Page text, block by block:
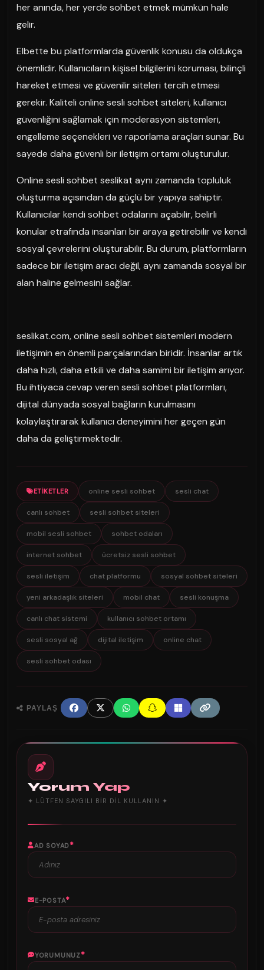
her anında, her yerde sohbet etmek mümkün hale
gelir.
Elbette bu platformlarda güvenlik konusu da oldukça
önemlidir. Kullanıcıların kişisel bilgilerini koruması, bilinçli
hareket etmesi ve güvenilir siteleri tercih etmesi
gerekir. Kaliteli online sesli sohbet siteleri, kullanıcı
güvenliğini sağlamak için moderasyon sistemleri,
engelleme seçenekleri ve raporlama araçları sunar. Bu
sayede daha güvenli bir iletişim ortamı oluşturulur.
Online sesli sohbet seslikat aynı zamanda topluluk
oluşturma açısından da güçlü bir yapıya sahiptir.
Kullanıcılar kendi sohbet odalarını açabilir, belirli
konular etrafında insanları bir araya getirebilir ve kendi
sosyal çevrelerini oluşturabilir. Bu durum, platformların
sadece bir iletişim aracı değil, aynı zamanda sosyal bir
alan haline gelmesini sağlar.
seslikat.com, online sesli sohbet sistemleri modern
iletişimin en önemli parçalarından biridir. İnsanlar artık
daha hızlı, daha etkili ve daha samimi bir iletişim arıyor.
Bu ihtiyaca cevap veren sesli sohbet platformları,
dijital dünyada sosyal bağların kurulmasını
kolaylaştırarak kullanıcı deneyimini her geçen gün
daha da geliştirmektedir.
ETIKETLER online sesli sohbet sesli chat
canlı sohbet sesli sohbet siteleri
mobil sesli sohbet sohbet odaları
internet sohbet ücretsiz sesli sohbet
sesli iletişim chat platformu sosyal sohbet siteleri
yeni arkadaşlık siteleri mobil chat sesli konuşma
canlı chat sistemi kullanıcı sohbet ortamı
sesli sosyal ağ dijital iletişim online chat
sesli sohbet odası
PAYLAŞ
Yorum Yap
✦ LÜTFEN SAYGILI BIR DIL KULLANIN ✦
AD SOYAD*
E-POSTA*
YORUMUNUZ*